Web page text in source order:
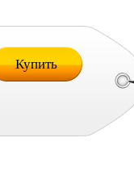
Купить